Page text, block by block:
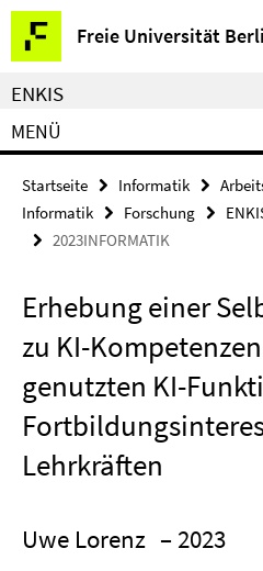
Springe
direkt
zu
Inhalt
Freie Universität
Service-
Navigation
ENKIS
MENÜ
Startseite Informatik
Informatik
Forschung
2023INFORMATIK
Erhebung einer
zu KI-
genutzten KI-
Lehrkräften
Uwe Lorenz – 2023